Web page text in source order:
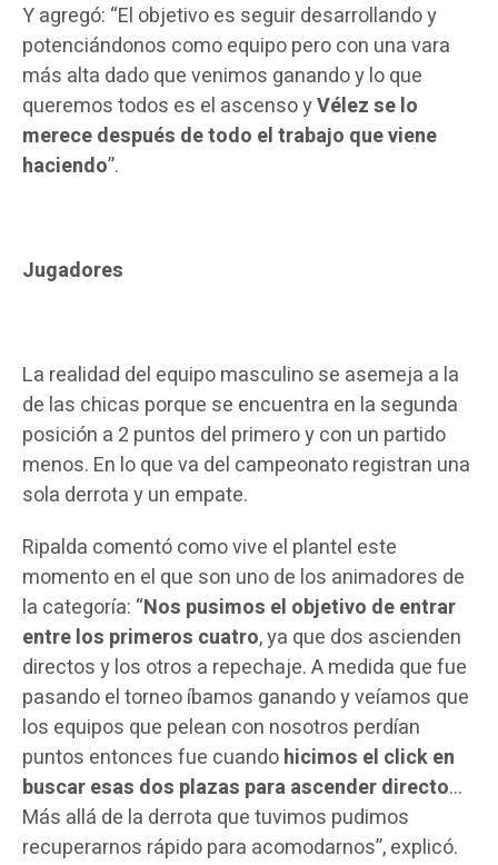
Y agregó: “El objetivo es seguir desarrollando y
potenciándonos como equipo pero con una vara
más alta dado que venimos ganando y lo que
queremos todos es el ascenso yVélez se lo
merece después de todo el trabajo que viene
haciendo”.
Jugadores
La realidad del equipo masculino se asemeja a la
de las chicas porque se encuentra en la segunda
posición a 2 puntos del primero y con un partido
menos. En lo que va del campeonato registran una
sola derrota y un empate.
Ripalda comentó como vive el plantel este
momento en el que son uno de los animadores de
la categoría: “Nos pusimos el objetivo de entrar
entre los primeros cuatro, ya que dos ascienden
directos y los otros a repechaje. A medida que fue
pasando el torneo íbamos ganando y veíamos que
los equipos que pelean con nosotros perdían
puntos entonces fue cuandohicimos el click en
buscar esas dos plazas para ascender directo…
Más allá de la derrota que tuvimos pudimos
recuperarnos rápido para acomodarnos”, explicó.